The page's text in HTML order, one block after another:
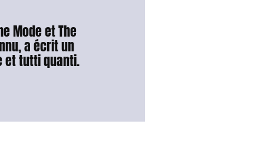
Mode et The
a écrit un
et tutti quanti.